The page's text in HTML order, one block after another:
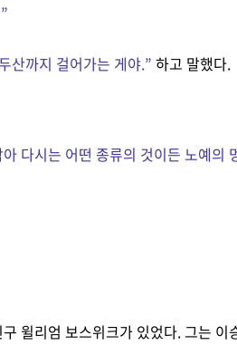
”
산까지 걸어가는 게야.” 하고 말했다.
다시는 어떤 종류의 것이든 노예의
윌리엄 보스위크가 있었다. 그는 이